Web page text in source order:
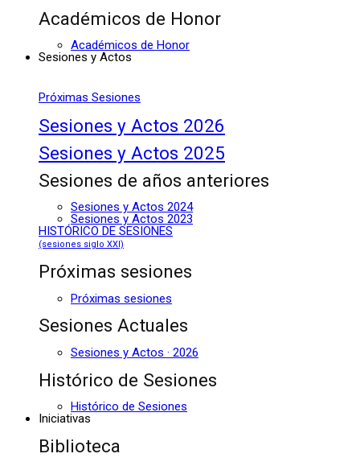
Académicos de Honor
Académicos de Honor
Sesiones y Actos
Próximas Sesiones
Sesiones y Actos 2026
Sesiones y Actos 2025
Sesiones de años anteriores
Sesiones y Actos 2024
Sesiones y Actos 2023
HISTÓRICO DE SESIONES
(sesiones siglo XXI)
Próximas sesiones
Próximas sesiones
Sesiones Actuales
Sesiones y Actos · 2026
Histórico de Sesiones
Histórico de Sesiones
Iniciativas
Biblioteca